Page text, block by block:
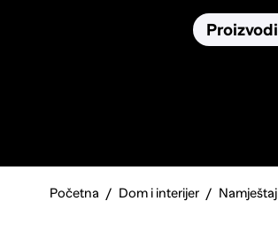
Proizvodi
Početna Dom i interijer Namještaj